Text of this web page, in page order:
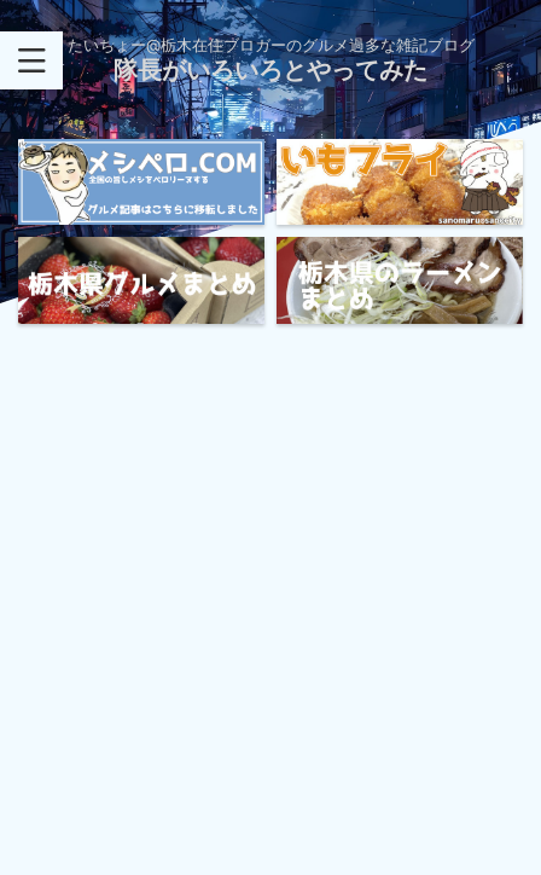
たいちょー@栃木在住ブロガーのグルメ過多な雑記ブログ
隊長がいろいろとやってみた